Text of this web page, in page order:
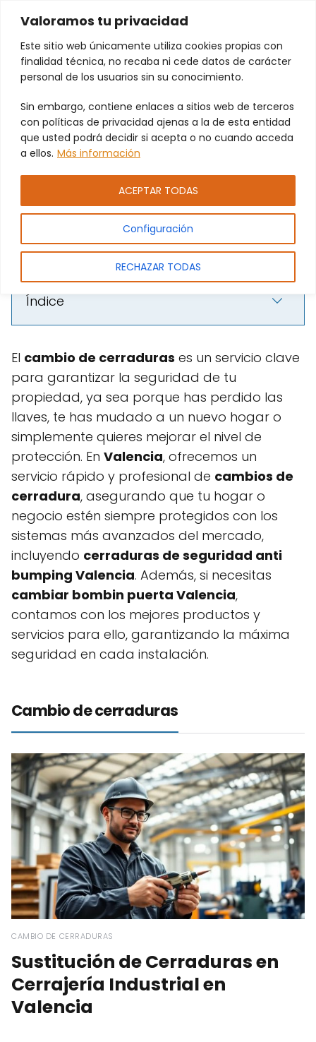
Valoramos tu privacidad
Este sitio web únicamente utiliza cookies propias con
finalidad técnica, no recaba ni cede datos de carácter
personal de los usuarios sin su conocimiento.
Sin embargo, contiene enlaces a sitios web de terceros
con políticas de privacidad ajenas a la de esta entidad
que usted podrá decidir si acepta o no cuando acceda
a ellos. Más información
Configuración
RECHAZAR TODAS
ACEPTAR TODAS
Cambio de Cerraduras en
Valencia - Mejora la Seguridad
Índice
El cambio de cerraduras es un servicio clave
para garantizar la seguridad de tu
propiedad, ya sea porque has perdido las
llaves, te has mudado a un nuevo hogar o
simplemente quieres mejorar el nivel de
protección. En Valencia, ofrecemos un
servicio rápido y profesional de cambios de
cerradura, asegurando que tu hogar o
negocio estén siempre protegidos con los
sistemas más avanzados del mercado,
incluyendo cerraduras de seguridad anti
bumping Valencia. Además, si necesitas
cambiar bombin puerta Valencia,
contamos con los mejores productos y
servicios para ello, garantizando la máxima
seguridad en cada instalación.
Cambio de cerraduras
CAMBIO DE CERRADURAS
Sustitución de Cerraduras en
Cerrajería Industrial en
Valencia